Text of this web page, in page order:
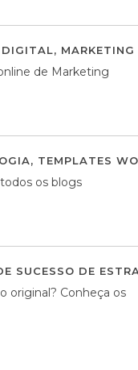
DIGITAL,
de Marketing
, TEMPLATES
os blogs
SUCESSO DE
original? Conheça os